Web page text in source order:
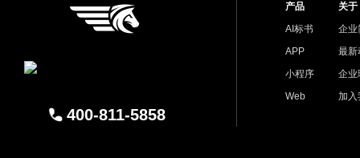
400-811-5858
产品
AI标书
APP
小程序
Web
关于
企业
最新
企业
加入